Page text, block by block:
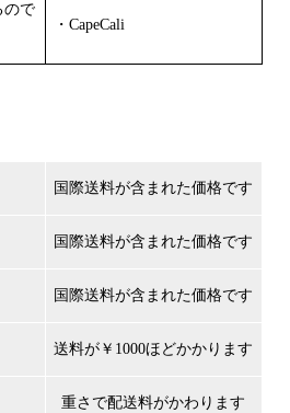
ので
・CapeCali
国際送料が含まれた価格です
国際送料が含まれた価格です
国際送料が含まれた価格です
送料が￥1000ほどかかります
重さで配送料がかわります